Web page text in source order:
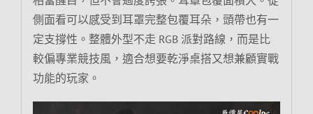
側面看可以感受到耳罩完整包覆耳朵，頭帶也有一
定支撐性。整體外型不走 RGB 派對路線，而是比
較偏專業競技風，適合想要乾淨桌搭又想兼顧實戰
功能的玩家。